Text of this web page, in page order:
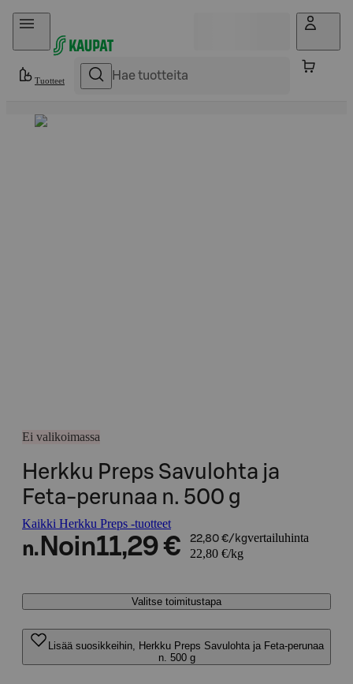
Hyppää sisältöön
Tuotteet
Ei valikoimassa
Herkku Preps Savulohta ja
Feta-perunaa n. 500 g
Kaikki Herkku Preps -tuotteet
n. Noin11,29 € 22,80 €/kgvertailuhinta
22,80 €/kg
Valitse toimitustapa
Lisää suosikkeihin, Herkku Preps Savulohta ja Feta-perunaa
n. 500 g